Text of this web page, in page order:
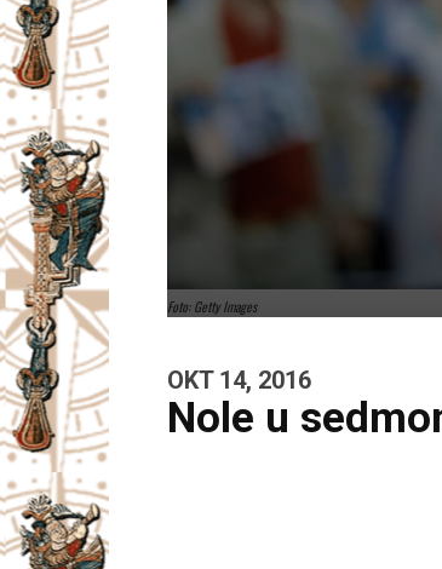
Foto: Getty Images
OKT 14, 2016
Nole u